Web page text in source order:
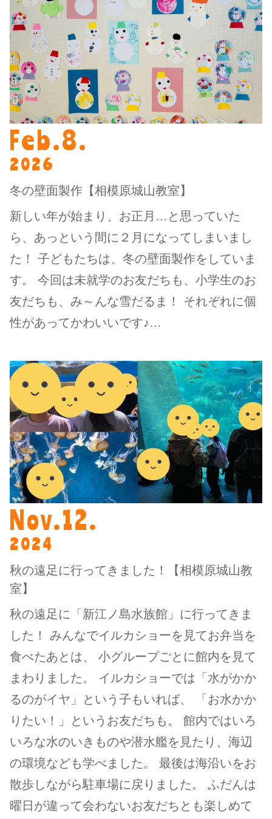
Feb.8.
2026
冬の壁面製作【相模原城山教室】
新しい年が始まり、お正月…と思っていた
ら、あっという間に２月になってしまいまし
た！ 子どもたちは、冬の壁面製作をしていま
す。 今回は未就学のお友だちも、小学生のお
友だちも、み～んな雪だるま！ それぞれに個
性があってかわいいです♪…
Nov.12.
2024
秋の遠足に行ってきました！【相模原城山教
室】
秋の遠足に「新江ノ島水族館」に行ってきま
した！ みんなでイルカショーを見てお弁当を
食べたあとは、 小グループごとに館内を見て
まわりました。 イルカショーでは「水がかか
るのがイヤ」という子もいれば、 「お水かか
りたい！」というお友だちも。 館内ではいろ
いろな水のいきものや潜水艦を見たり、海辺
の環境なども学べました。 最後は海沿いをお
散歩しながら駐車場に戻りました。 ふだんは
曜日が違って会わないお友だちとも楽しめて